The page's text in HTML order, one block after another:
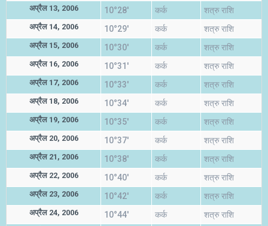
अप्रैल 13, 2006 10°28' कर्क शत्रु राशि
अप्रैल 14, 2006 10°29' कर्क शत्रु राशि
अप्रैल 15, 2006 10°30' कर्क शत्रु राशि
अप्रैल 16, 2006 10°31' कर्क शत्रु राशि
अप्रैल 17, 2006 10°33' कर्क शत्रु राशि
अप्रैल 18, 2006 10°34' कर्क शत्रु राशि
अप्रैल 19, 2006 10°35' कर्क शत्रु राशि
अप्रैल 20, 2006 10°37' कर्क शत्रु राशि
अप्रैल 21, 2006 10°38' कर्क शत्रु राशि
अप्रैल 22, 2006 10°40' कर्क शत्रु राशि
अप्रैल 23, 2006 10°42' कर्क शत्रु राशि
अप्रैल 24, 2006 10°44' कर्क शत्रु राशि